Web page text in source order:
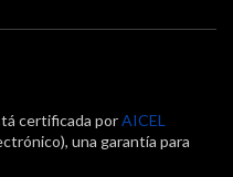
certificada porAICEL
una garantía para